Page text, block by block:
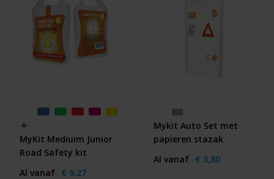
MyKit Mediuim Junior
Road Safety kit
Al vanaf € 9,27
Mykit Auto Set met
papieren stazak
Al vanaf € 3,80